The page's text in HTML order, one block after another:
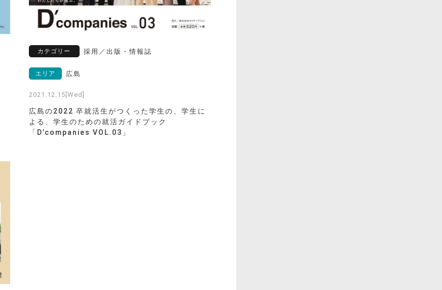
カテゴリー 採用 ／ 出版・情報誌
エリア 広島
2021.12.15[Wed]
広島の2022 卒就活生がつくった学生の、学生に
よる、学生のための就活ガイドブック
「D’companies VOL.03」